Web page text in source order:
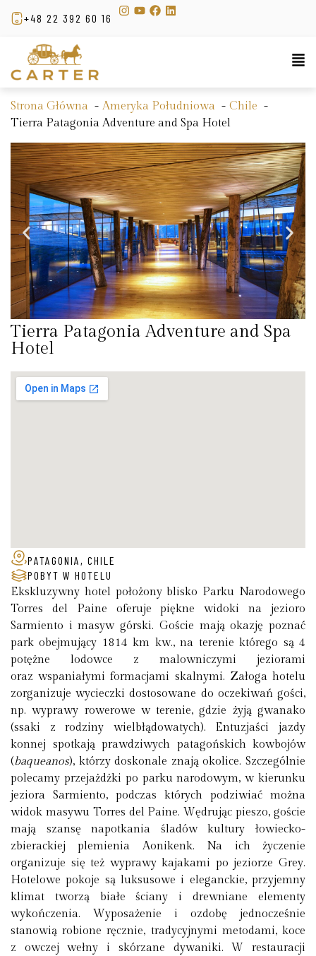
+48 22 392 60 16
Strona Główna Ameryka Południowa
Chile
Tierra Patagonia Adventure and Spa Hotel
Tierra Patagonia Adventure and Spa
Hotel
PATAGONIA, CHILE
POBYT W HOTELU
Ekskluzywny hotel położony blisko Parku Narodowego
Torres del Paine oferuje piękne widoki na jezioro
Sarmiento i masyw górski. Goście mają okazję poznać
park obejmujący 1814 km kw., na terenie którego są 4
potężne lodowce z malowniczymi jeziorami
oraz wspaniałymi formacjami skalnymi. Załoga hotelu
zorganizuje wycieczki dostosowane do oczekiwań gości,
np. wyprawy rowerowe w terenie, gdzie żyją gwanako
(ssaki z rodziny wielbłądowatych). Entuzjaści jazdy
konnej spotkają prawdziwych patagońskich kowbojów
(baqueanos), którzy doskonale znają okolice. Szczególnie
polecamy przejażdżki po parku narodowym, w kierunku
jeziora Sarmiento, podczas których podziwiać można
widok masywu Torres del Paine. Wędrując pieszo, goście
mają szansę napotkania śladów kultury łowiecko-
zbierackiej plemienia Aonikenk. Na ich życzenie
organizuje się też wyprawy kajakami po jeziorze Grey.
Hotelowe pokoje są luksusowe i eleganckie, przyjemny
klimat tworzą białe ściany i drewniane elementy
wykończenia. Wyposażenie i ozdobę jednocześnie
stanowią robione ręcznie, tradycyjnymi metodami, koce
z owczej wełny i skórzane dywaniki. W restauracji